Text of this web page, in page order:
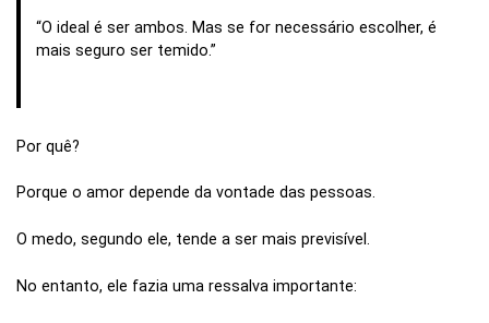
“O ideal é ser ambos. Mas se for necessário escolher, é
mais seguro ser temido.”
Por quê?
Porque o amor depende da vontade das pessoas.
O medo, segundo ele, tende a ser mais previsível.
No entanto, ele fazia uma ressalva importante: